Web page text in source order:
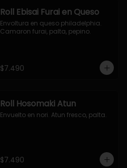
Roll Ebisai Furai en Queso
Envoltura en queso philadelphia.
Camaron furai, palta, pepino.
$7.490
Roll Hosomaki Atun
Envuelto en nori. Atun fresco, palta.
$7.490